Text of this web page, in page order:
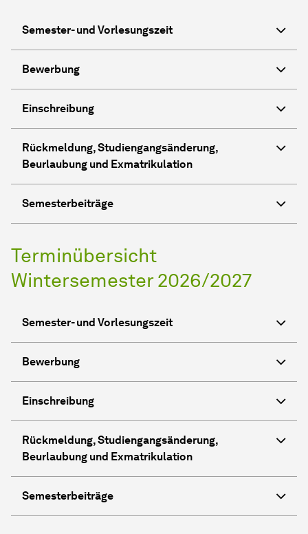
Semester- und Vorlesungszeit
Bewerbung
Einschreibung
Rückmeldung, Studiengangsänderung,
Beurlaubung und Exmatrikulation
Semesterbeiträge
Terminübersicht
Wintersemester 2026/2027
Semester- und Vorlesungszeit
Bewerbung
Einschreibung
Rückmeldung, Studiengangsänderung,
Beurlaubung und Exmatrikulation
Semesterbeiträge